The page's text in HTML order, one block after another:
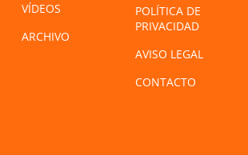
VÍDEOS
ARCHIVO
POLÍTICA DE
PRIVACIDAD
AVISO LEGAL
CONTACTO